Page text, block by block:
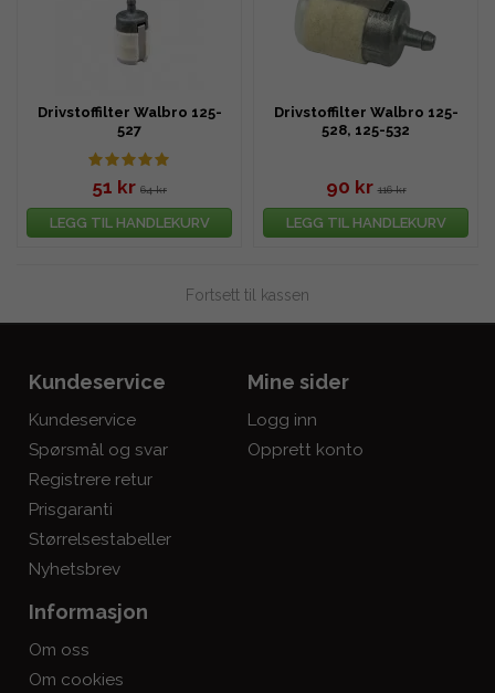
Drivstoffilter Walbro 125-
527
51 kr 64 kr
LEGG TIL HANDLEKURV
Drivstoffilter Walbro 125-
528, 125-532
90 kr 116 kr
LEGG TIL HANDLEKURV
Fortsett til kassen
Kundeservice
Kundeservice
Spørsmål og svar
Registrere retur
Prisgaranti
Størrelsestabeller
Nyhetsbrev
Mine sider
Logg inn
Opprett konto
Informasjon
Om oss
Om cookies